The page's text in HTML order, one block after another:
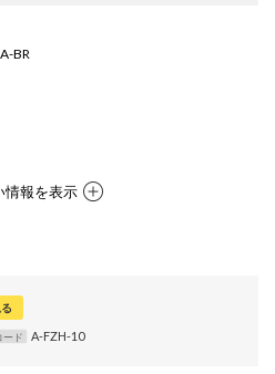
BR
情報を表示
ード A-FZH-10